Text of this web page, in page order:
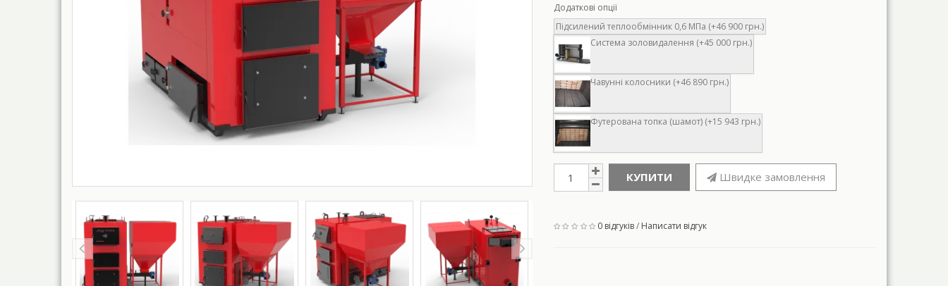
Додаткові опції
Підсилений теплообмінник 0,6 МПа (+46 900 грн.)
Система золовидалення (+45 000 грн.)
Чавунні колосники (+46 890 грн.)
Футерована топка (шамот) (+15 943 грн.)
КУПИТИ Швидке замовлення
0 відгуків/ Написати відгук